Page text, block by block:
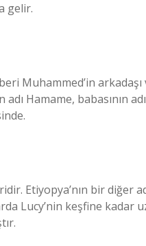
gelir.
Muhammed’in
Hamame, babasının
Etiyopya’nın bir diğer
Lucy’nin keşfine kadar